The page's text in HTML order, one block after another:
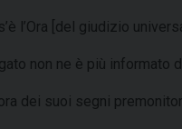
l’Ora [del giudizio
non ne è più informato
dei suoi segni